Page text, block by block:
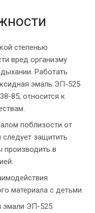
степенью
вред организму
Работать
эмаль ЭП-525
85, относится к
поблизости от
следует защитить
производить в
материала с детьми.
эмали ЭП-525